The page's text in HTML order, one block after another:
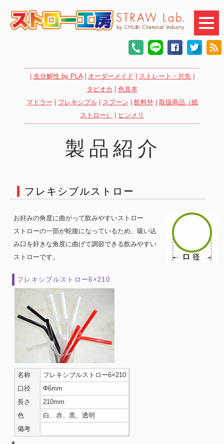
生分解性 by PLA| オーダーメイド ストレート・片先|
タピオカ
色見本
マドラー
フレキシブル| スプーン 飲料外| 取扱商品（紙
ストロー）
ヒンメリ
製品紹介
フレキシブルストロー
お好みの角度に曲がって飲みやすいストロー
ストローの一部が蛇腹になっているため、吸い込
み口を好きな角度に曲げて調節できる飲みやすい
ストローです。
フレキシブルストロー6×210
名称
フレキシブルストロー6×210
口径
Ф6mm
長さ
210mm
色
白、赤、黒、透明
備考